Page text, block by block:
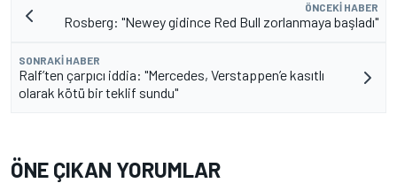
ÖNCEKI HABER
Rosberg: "Newey gidince Red Bull zorlanmaya başladı"
SONRAKI HABER
Ralf’ten çarpıcı iddia: "Mercedes, Verstappen’e kasıtlı
olarak kötü bir teklif sundu"
ÖNE ÇIKAN YORUMLAR